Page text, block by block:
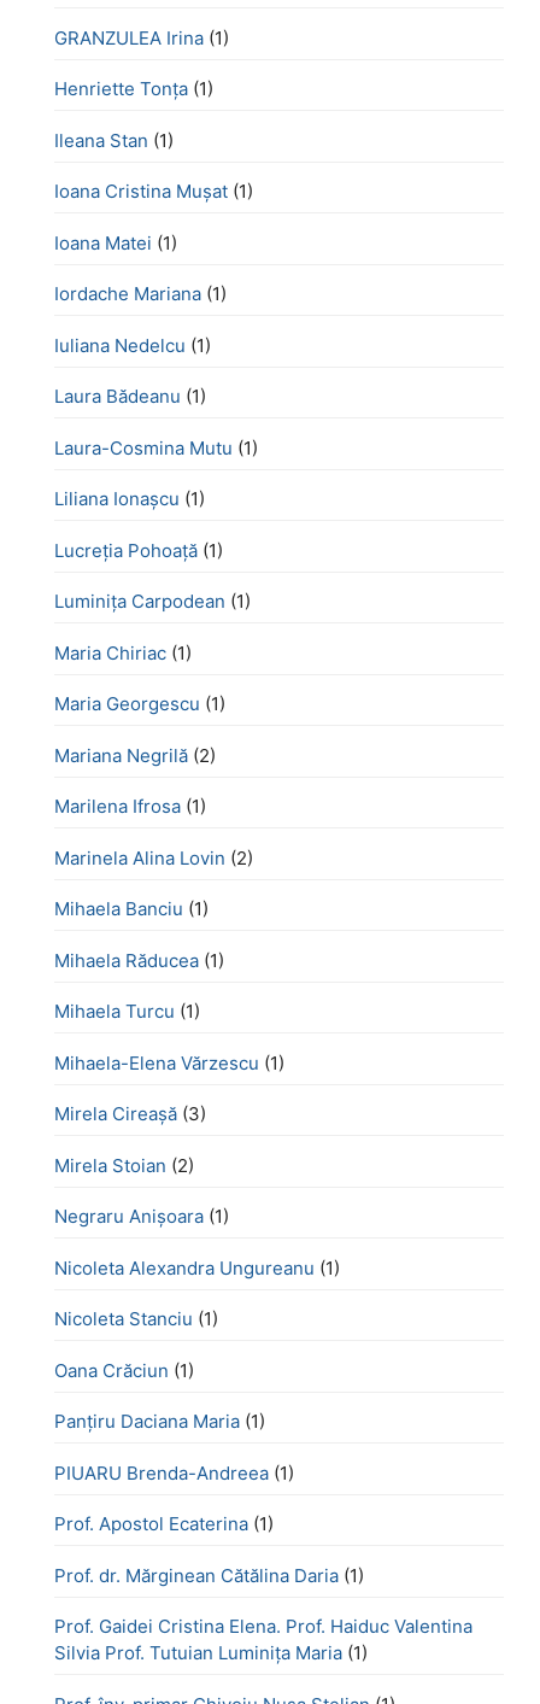
GRANZULEA Irina (1)
Henriette Tonţa (1)
Ileana Stan (1)
Ioana Cristina Mușat (1)
Ioana Matei (1)
Iordache Mariana (1)
Iuliana Nedelcu (1)
Laura Bădeanu (1)
Laura-Cosmina Mutu (1)
Liliana Ionașcu (1)
Lucreţia Pohoaţă (1)
Luminița Carpodean (1)
Maria Chiriac (1)
Maria Georgescu (1)
Mariana Negrilă (2)
Marilena Ifrosa (1)
Marinela Alina Lovin (2)
Mihaela Banciu (1)
Mihaela Răducea (1)
Mihaela Turcu (1)
Mihaela-Elena Vărzescu (1)
Mirela Cireașă (3)
Mirela Stoian (2)
Negraru Anișoara (1)
Nicoleta Alexandra Ungureanu (1)
Nicoleta Stanciu (1)
Oana Crăciun (1)
Panțiru Daciana Maria (1)
PIUARU Brenda-Andreea (1)
Prof. Apostol Ecaterina (1)
Prof. dr. Mărginean Cătălina Daria (1)
Prof. Gaidei Cristina Elena. Prof. Haiduc Valentina
Silvia Prof. Tutuian Luminița Maria (1)